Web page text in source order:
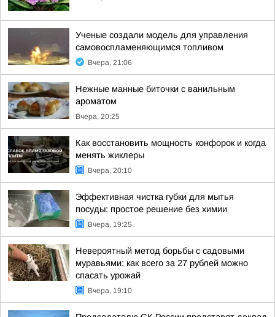
Ученые создали модель для управления
самовоспламеняющимся топливом
Вчера, 21:06
Нежные манные биточки с ванильным
ароматом
Вчера, 20:25
Как восстановить мощность конфорок и когда
менять жиклеры
Вчера, 20:10
Эффективная чистка губки для мытья
посуды: простое решение без химии
Вчера, 19:25
Невероятный метод борьбы с садовыми
муравьями: как всего за 27 рублей можно
спасать урожай
Вчера, 19:10